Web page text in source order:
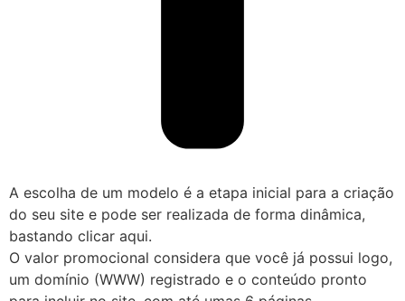
A escolha de um modelo é a etapa inicial para a criação
do seu site e pode ser realizada de forma dinâmica,
bastando clicar aqui.
O valor promocional considera que você já possui logo,
um domínio (WWW) registrado e o conteúdo pronto